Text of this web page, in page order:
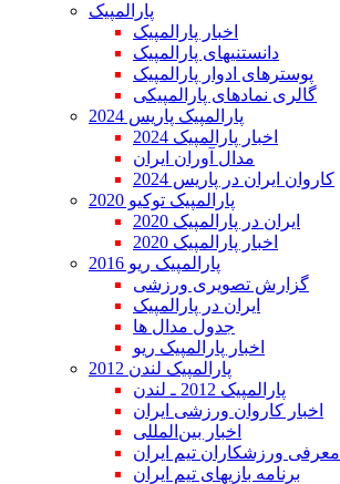
پارالمپیک
اخبار پارالمپیک
دانستنیهای پارالمپیک
پوسترهای ادوار پارالمپیک
گالری نمادهای پارالمپیکی
پارالمپیک پاریس 2024
اخبار پارالمپیک 2024
مدال آوران ایران
کاروان ایران در پاریس 2024
پارالمپیک توکیو 2020
ایران در پارالمپیک 2020
اخبار پارالمپیک 2020
پارالمپیک ریو 2016
گزارش تصویری ورزشی
ایران در پارالمپیک
جدول مدال ها
اخبار پارالمپیک ریو
پارالمپیک لندن 2012
پارالمپیک 2012 ـ لندن
اخبار کاروان ورزشی ایران
اخبار بین‌المللی
معرفی ورزشکاران تیم ایران
برنامه بازیهای تیم ایران